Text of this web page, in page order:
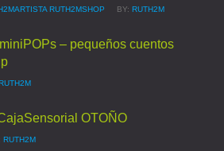
RUTH2MSHOP BY:RUTH2M
– pequeños cuentos
OTOÑO
RUTH2M